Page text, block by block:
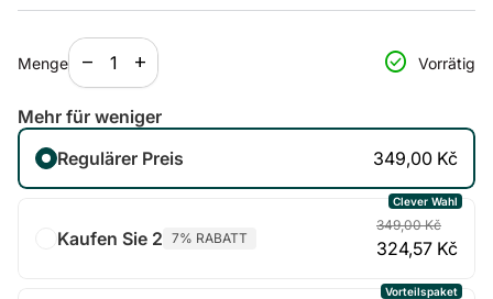
Menge
Verringerung der Menge für
remove
Menge erhöhen für
add check_circle Vorrätig
Mehr für weniger
Regulärer Preis
349,00 Kč
Kaufen Sie 2 7% RABATT
349,00 Kč
324,57 Kč
Clever Wahl
Vorteilspaket